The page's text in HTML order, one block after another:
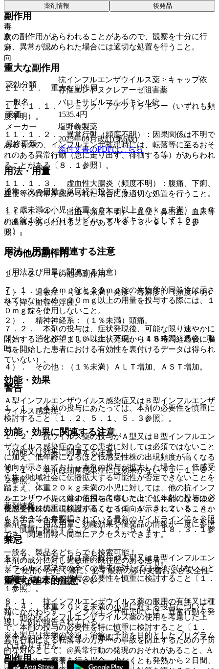
副作用
次の副作用があらわれることがあるので、観察を十分に行
い、異常が認められた場合には適切な処置を行うこと。
重大な副作用
１１．１． 重大な副作用
１１．１．１． ショック、アナフィラキシー（いずれも頻
度不明）。
１１．１．２． 異常行動（頻度不明）：因果関係は不明で
あるものの、インフルエンザ罹患時には、転落等に至るおそ
れのある異常行動（急に走り出す、徘徊する等）があらわれ
ることがある〔８．１参照〕。
１１．１．３． 虚血性大腸炎（頻度不明）：腹痛、下痢、
血便等の異常が認められた場合には適切な処置を行うこと。
１１．１．４． 出血（頻度不明）：血便、鼻出血、血尿等
の出血があらわれることがある〔８．３、９．７．２参
照〕。
その他の副作用
１１．２． その他の副作用
１）． 過敏症：（１％未満）発疹、蕁麻疹、（頻度不明）
そう痒、血管性浮腫。
２）． 精神神経系：（１％未満）頭痛。
３）． 消化器：（１％以上）下痢、（１％未満）悪心、嘔
吐。
４）． その他：（１％未満）ＡＬＴ増加、ＡＳＴ増加。
警告
１．１． 本剤の投与にあたっては、本剤の必要性を慎重に
検討すること〔１．２、５．１、５．３参照〕。
１．２． 抗ウイルス薬の投与がＡ型又はＢ型インフルエン
ザウイルス感染症の全ての患者に対しては必須ではないこと
に加え、低年齢になるほど低感受性株の出現頻度が高くなる
傾向が示されており、本剤の投与が拡大した場合に、低感受
性株が地域社会に伝播拡大する可能性が否定できないことを
踏まえ、体重２０ｋｇ未満の小児に対しては、他の抗インフ
ルエンザウイルス薬の使用を考慮した上で、本剤の投与の必
要性を特に慎重に検討すること〔１．１、５．２、５．４、
１８．３．１参照〕。
禁忌
本剤の成分に対し過敏症の既往歴のある患者。
重要な基本的注意
８．１． 抗インフルエンザウイルス薬の服用の有無又は種
類にかかわらず、インフルエンザ罹患時には、異常行動を発
現した例が報告されている。
異常行動による転落等の万が一の事故を防止するための予防
的な対応として、@異常行動の発現のおそれがあること、A
自宅において療養を行う場合、少なくとも発熱から２日間、
薬剤情報 後発品
先
毒
劇
麻
向
覚
薬効分類
抗インフルエンザウイルス薬 > キャップ依
存性エンドヌクレアーゼ阻害薬
一般名
バロキサビルマルボキシル錠
薬価
1535.4円
メーカー
塩野義製薬
最終更新
2025年09月改訂(第6版)
添付文書のPDFはこちら
用法・用量
通常、次の用量を単回経口投与する。
１２歳未満の小児（体重１０ｋｇ以上２０ｋｇ未満）：１０
ｍｇ錠１錠（バロキサビル マルボキシルとして１０ｍ
ｇ）。
用法・用量に関連する注意
（用法及び用量に関連する注意）
７．１． １０ｍｇ錠と２０ｍｇ錠の生物学的同等性は示さ
れていないため、２０ｍｇ以上の用量を投与する際には、１
０ｍｇ錠を使用しないこと。
７．２． 本剤の投与は、症状発現後、可能な限り速やかに
開始することが望ましい（症状発現から４８時間経過後に投
与を開始した患者における有効性を裏付けるデータは得られ
ていない）。
効能・効果
Ａ型インフルエンザウイルス感染症又はＢ型インフルエンザ
ウイルス感染症。
効能・効果に関連する注意
（効能又は効果に関連する注意）
５．１． 本剤は細菌感染症には効果がない〔１．１、８．
２参照〕。
５．２． 小児に対する投与については、低年齢になるほど
低感受性株の出現頻度が高くなる傾向が示されていることか
ら、学会等から提唱されている最新のガイドライン等を参照
し、慎重に検討すること〔１．２、５．４、１８．３．１参
照〕。
５．３． 抗ウイルス薬の投与がＡ型又はＢ型インフルエン
ザウイルス感染症の全ての患者に対しては必須ではないこと
を踏まえ、本剤の投与の必要性を慎重に検討すること〔１．
１参照〕。
５．４． 体重２０ｋｇ未満の小児に対する投与について
は、他の抗インフルエンザウイルス薬の使用を考慮した上
で、本剤の投与の必要性を特に慎重に検討すること〔１．
２、５．２、１８．３．１参照〕。
副作用
薬剤情報
薬剤写真、用法用量、効能効果や後発品の情報が一度に参照
でき、関連情報へ簡単にアクセスができます。
一般名、製品名どちらでも検索可能！
※ ご使用いただく際に、必ず最新の添付文書および安全性
情報も併せてご確認下さい。
※本製品は疾病の診断・治療・予防を目的としたプログラム
ではありません。